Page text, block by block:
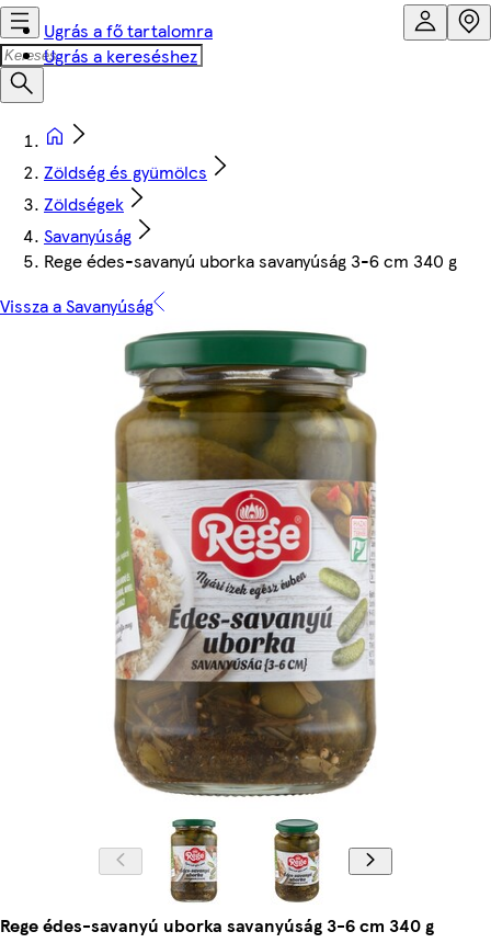
Ugrás a fő tartalomra
Ugrás a kereséshez
Zöldség és gyümölcs
Zöldségek
Savanyúság
Rege édes-savanyú uborka savanyúság 3-6 cm 340 g
Vissza a Savanyúság
Rege édes-savanyú uborka savanyúság 3-6 cm 340 g